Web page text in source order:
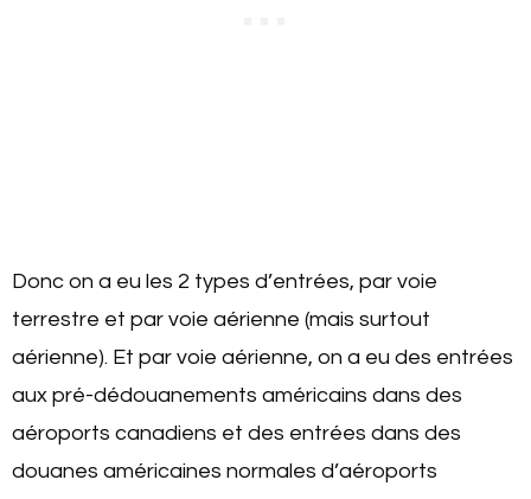
Donc on a eu les 2 types d’entrées, par voie
terrestre et par voie aérienne (mais surtout
aérienne). Et par voie aérienne, on a eu des entrées
aux pré-dédouanements américains dans des
aéroports canadiens et des entrées dans des
douanes américaines normales d’aéroports